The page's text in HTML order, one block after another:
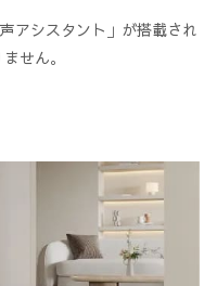
アシスタント」が搭載され
せん。